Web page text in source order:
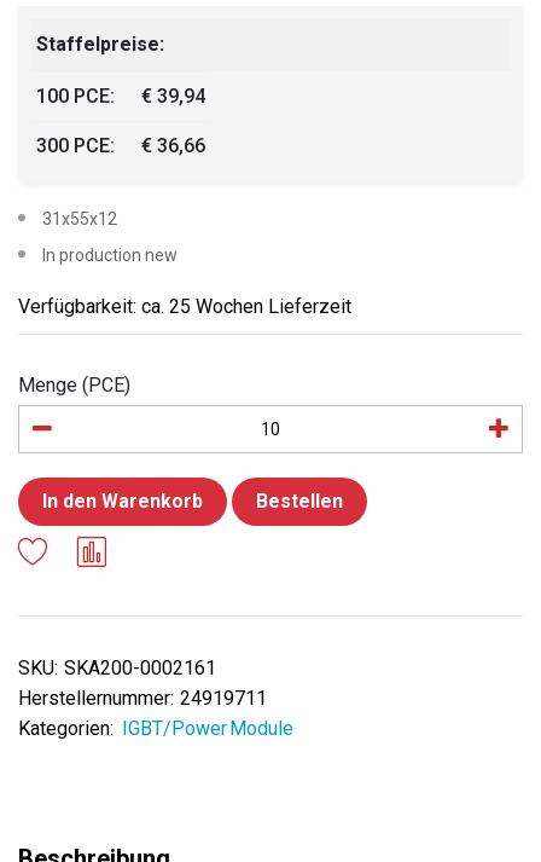
Staffelpreise:
100 PCE: € 39,94
300 PCE: € 36,66
31x55x12
In production new
Verfügbarkeit: ca. 25 Wochen Lieferzeit
Menge (PCE)
In den Warenkorb Bestellen
SKU: SKA200-0002161
Herstellernummer: 24919711
Kategorien: IGBT/Power Module